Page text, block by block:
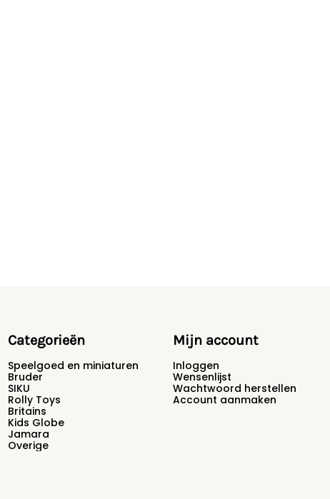
Categorieën
Speelgoed en miniaturen
Bruder
SIKU
Rolly Toys
Britains
Kids Globe
Jamara
Overige
Mijn account
Inloggen
Wensenlijst
Wachtwoord herstellen
Account aanmaken